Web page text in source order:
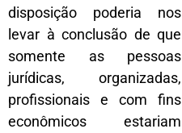
disposição poderia nos
levar à conclusão de que
somente as pessoas
jurídicas, organizadas,
profissionais e com fins
econômicos estariam